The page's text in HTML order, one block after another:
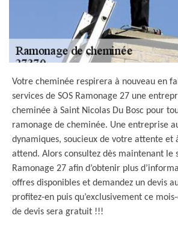
Votre cheminée respirera à nouveau en
services de SOS Ramonage 27 une
cheminée à Saint Nicolas Du Bosc pour
ramonage de cheminée. Une entreprise
dynamiques, soucieux de votre attente et
attend. Alors consultez dès maintenant le
Ramonage 27 afin d’obtenir plus
offres disponibles et demandez un devis
profitez-en puis qu’exclusivement ce
de devis sera gratuit !!!